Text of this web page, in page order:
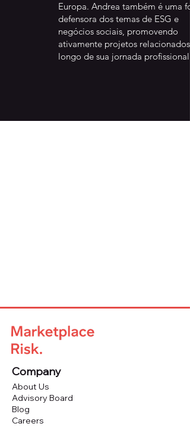
Europa. Andrea também é uma
defensora dos temas de ESG e
negócios sociais, promovendo
ativamente projetos relacionados
longo de sua jornada profissional.
Company
About Us
Advisory Board
Blog
Careers